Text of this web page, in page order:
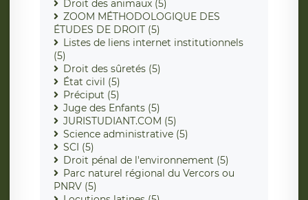
Droit des animaux (5)
ZOOM MÉTHODOLOGIQUE DES
ÉTUDES DE DROIT (5)
Listes de liens internet institutionnels
(5)
Droit des sûretés (5)
État civil (5)
Préciput (5)
Juge des Enfants (5)
JURISTUDIANT.COM (5)
Science administrative (5)
SCI (5)
Droit pénal de l'environnement (5)
Parc naturel régional du Vercors ou
PNRV (5)